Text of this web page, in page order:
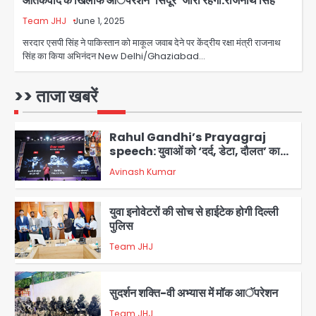
Team JHJ June 1, 2025
सरदार एसपी सिंह ने पाकिस्तान को माकूल जवाब देने पर केंद्रीय रक्षा मंत्री राजनाथ
सिंह का किया अभिनंदन New Delhi/Ghaziabad…
>> ताजा खबरें
Team JHJ
1
Noida Sector-49: सेक्टर-49 में 18
साल की मेड ने की खुदकुशी, शरीर पर नहीं मिली
2
Rahul Gandhi’s Prayagraj
speech: युवाओं को ‘दर्द, डेटा, दौलत’ का
संदेश, बीजेपी का वार
Avinash Kumar
3
युवा इनोवेटरों की सोच से हाईटेक होगी दिल्ली
पुलिस
Team JHJ
सुदर्शन शक्ति-वी अभ्यास में मॉक आॅपरेशन